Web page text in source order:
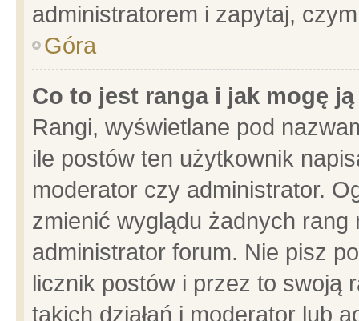
administratorem i zapytaj,
Góra
Co to jest ranga i jak mogę
Rangi, wyświetlane pod
ile postów ten użytkownik
moderator czy administrator.
zmienić wyglądu żadnych
administrator forum. Nie pisz
licznik postów i przez to swoją
takich działań i moderator lub